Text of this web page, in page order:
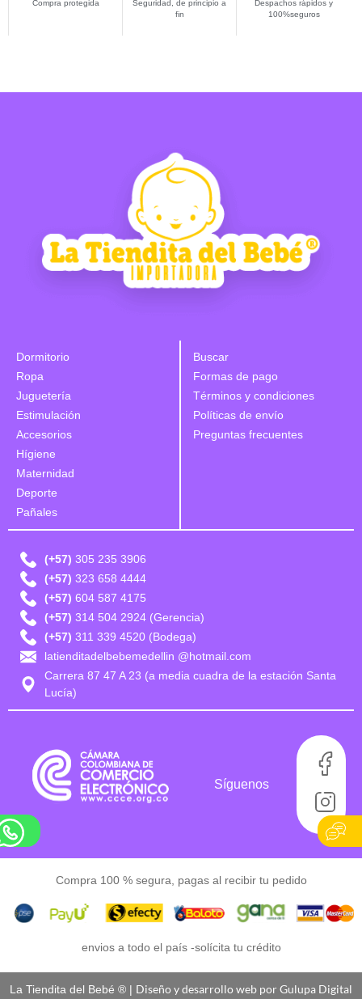
Compra protegida
Seguridad, de principio a
fin
Despachos rápidos y
100%seguros
Dormitorio
Ropa
Juguetería
Estimulación
Accesorios
Hígiene
Maternidad
Deporte
Pañales
Buscar
Formas de pago
Términos y condiciones
Políticas de envío
Preguntas frecuentes
(+57) 305 235 3906
(+57) 323 658 4444
(+57) 604 587 4175
(+57) 314 504 2924 (Gerencia)
(+57) 311 339 4520 (Bodega)
latienditadelbebemedellin @hotmail.com
Carrera 87 47 A 23 (a media cuadra de la estación Santa
Lucía)
Síguenos
Compra 100 % segura, pagas al recibir tu pedido
envios a todo el país -solícita tu crédito
La Tiendita del Bebé ® | Diseño y desarrollo web por Gulupa Digital